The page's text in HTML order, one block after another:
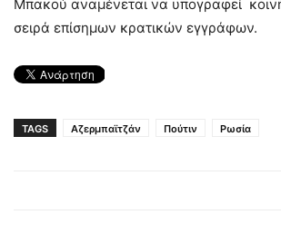
Μπακού αναμένεται να υπογραφεί
σειρά επίσημων κρατικών εγγράφων.
TAGS Αζερμπαϊτζάν Πούτιν Ρωσία